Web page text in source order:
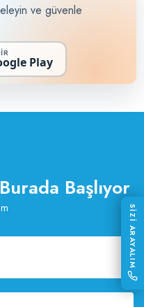
ve güvenle
Play
Başlıyor
SİZİ ARAYALIM